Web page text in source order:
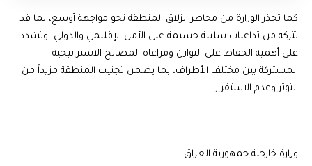
كما تحذر الوزارة من مخاطر انزلاق المنطقة نحو مواجهة أوسع، لما قد
تتركه من تداعيات سلبية جسيمة على الأمن الإقليمي والدولي، وتشدد
على أهمية الحفاظ على التوازن ومراعاة المصالح الاستراتيجية
المشتركة بين مختلف الأطراف، بما يضمن تجنيب المنطقة مزيداً من
التوتر وعدم الاستقرار.
وزارة خارجية جمهورية العراق